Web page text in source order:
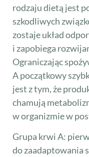
rodzaju dietą jest
szkodliwych
zostaje układ
i zapobiega
Ograniczając
A początkowy
jest z tym, że
chamują
w organizmie w
Grupa krwi A:
do zaadaptowania